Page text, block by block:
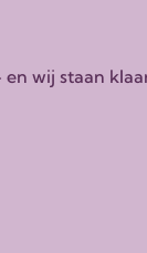
wij staan